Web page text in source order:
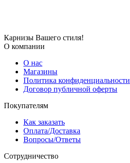
Карнизы Вашего стиля!
О компании
О нас
Магазины
Политика конфиденциальности
Договор публичной оферты
Покупателям
Как заказать
Оплата/Доставка
Вопросы/Ответы
Сотрудничество